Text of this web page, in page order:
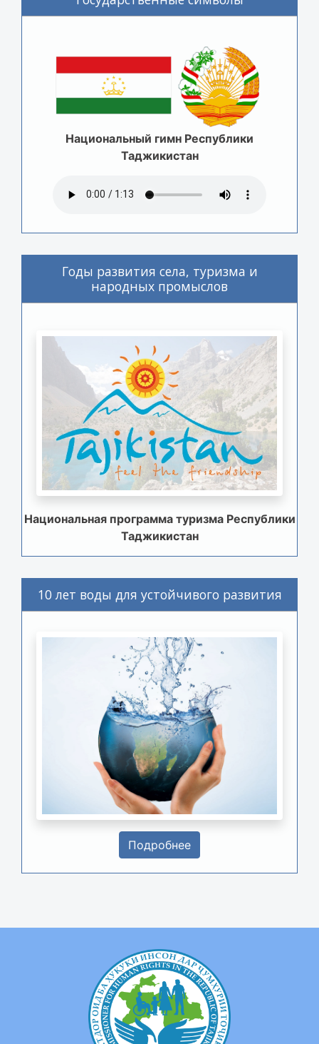
Национальный гимн Республики
Таджикистан
Годы развития села, туризма и
народных промыслов
Национальная программа туризма Республики
Таджикистан
10 лет воды для устойчивого развития
Подробнее